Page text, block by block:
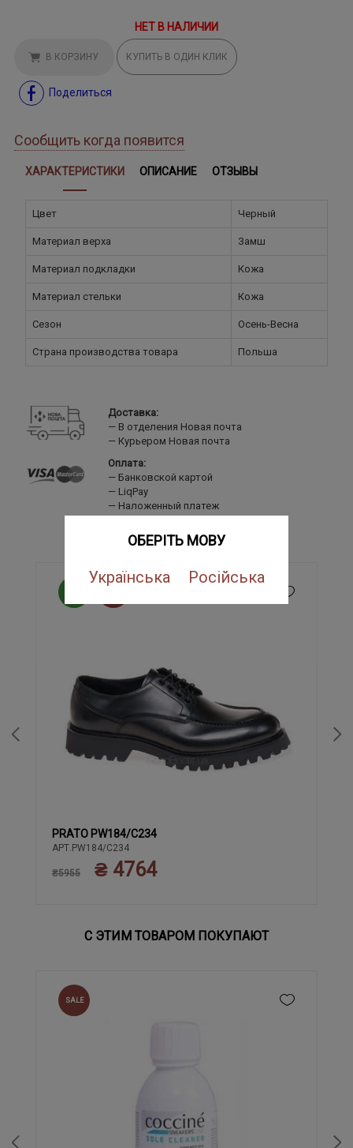
ОБЕРІТЬ МОВУ
Українська Російська
НЕТ В НАЛИЧИИ
В КОРЗИНУ КУПИТЬ В ОДИН КЛИК
Поделиться
Сообщить когда появится
ХАРАКТЕРИСТИКИ ОПИСАНИЕ ОТЗЫВЫ
Цвет Черный
Материал верха Замш
Материал подкладки Кожа
Материал стельки Кожа
Сезон Осень-Весна
Страна производства товара Польша
Доставка:
В отделения Новая почта
Курьером Новая почта
Оплата:
Банковской картой
LiqPay
Наложенный платеж
40 41 42 43
PRATO PW184/C234
АРТ.PW184/C234
₴5955 ₴ 4764
С ЭТИМ ТОВАРОМ ПОКУПАЮТ
SALE